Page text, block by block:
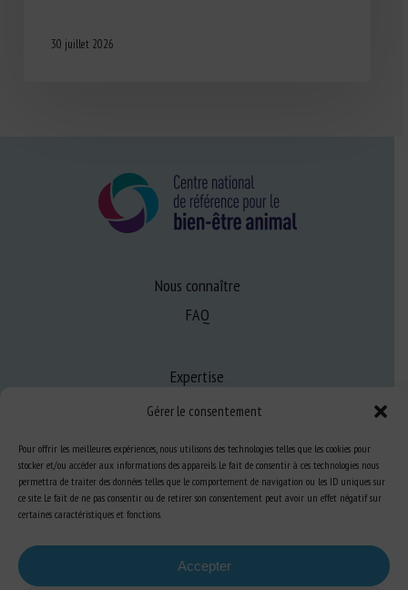
Gérer le consentement
Pour offrir les meilleures expériences, nous utilisons des technologies telles que les cookies pour
stocker et/ou accéder aux informations des appareils. Le fait de consentir à ces technologies nous
permettra de traiter des données telles que le comportement de navigation ou les ID uniques sur
ce site. Le fait de ne pas consentir ou de retirer son consentement peut avoir un effet négatif sur
certaines caractéristiques et fonctions.
Accepter
30 juillet 2026
Nous connaître
FAQ
Expertise
S’informer sur le BEA
Ressources
S’abonner aux actualités